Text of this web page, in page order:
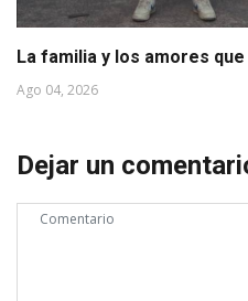
La familia y los amores
Ago 04, 2026
Dejar un